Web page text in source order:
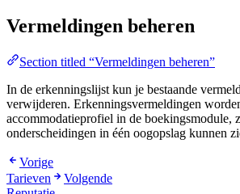
Vermeldingen beheren
Section titled “Vermeldingen beheren”
In de erkenningslijst kun je bestaande
verwijderen. Erkenningsvermeldingen
accommodatieprofiel in de boekingsmodule,
onderscheidingen in één oogopslag kunnen
Vorige
Tarieven
Volgende